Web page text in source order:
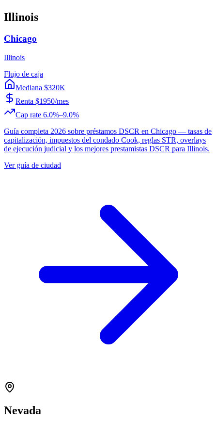
Illinois
Chicago
Illinois
Flujo de caja
Mediana $320K
Renta $1950/mes
Cap rate 6.0%–9.0%
Guía completa 2026 sobre préstamos DSCR en Chicago — tasas de
capitalización, impuestos del condado Cook, reglas STR, overlays
de ejecución judicial y los mejores prestamistas DSCR para Illinois.
Ver guía de ciudad
Nevada